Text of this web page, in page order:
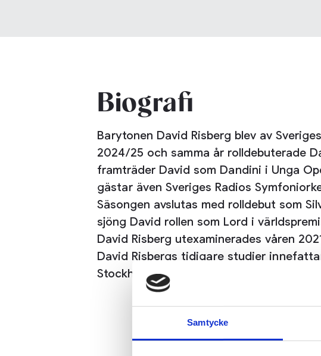
Samtycke
Biografi
Barytonen David Risberg blev av
2024/25 och samma år rolldebuterade
framträder David som Dandini i Unga
gästar även Sveriges Radios
Säsongen avslutas med rolldebut som
sjöng David rollen som Lord i
David Risberg utexaminerades våren
David Risbergs tidigare studier
Stockholm.